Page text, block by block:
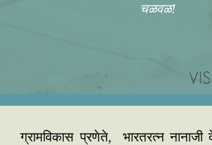
चळवळ!
ग्रामविकास प्रणेते, भारतरत्न